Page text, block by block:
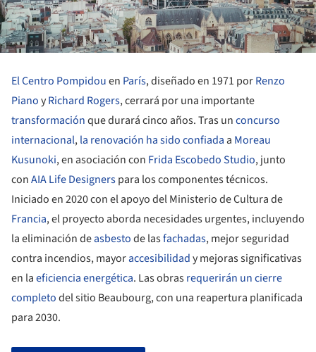
El Centro Pompidouen París, diseñado en 1971 porRenzo
PianoyRichard Rogers, cerrará por una importante
transformaciónque durará cinco años. Tras unconcurso
internacional,la renovación ha sido confiada a Moreau
Kusunoki, en asociación con Frida Escobedo Studio, junto
conAIA Life Designerspara los componentes técnicos.
Iniciado en 2020 con el apoyo del Ministerio de Cultura de
Francia, el proyecto aborda necesidades urgentes, incluyendo
la eliminación deasbestode lasfachadas, mejor seguridad
contra incendios, mayoraccesibilidady mejoras significativas
en laeficiencia energética. Las obrasrequerirán un cierre
completodel sitio Beaubourg, con una reapertura planificada
para 2030.